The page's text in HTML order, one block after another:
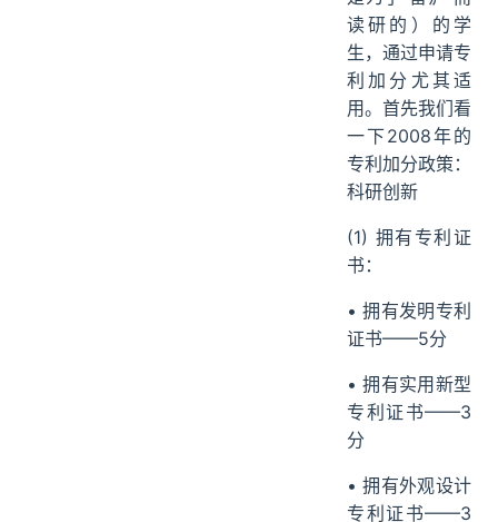
读研的）的学
生，通过申请专
利加分尤其适
用。首先我们看
一下2008年的
专利加分政策：
科研创新
(1) 拥有专利证
书：
• 拥有发明专利
证书——5分
• 拥有实用新型
专利证书——3
分
• 拥有外观设计
专利证书——3